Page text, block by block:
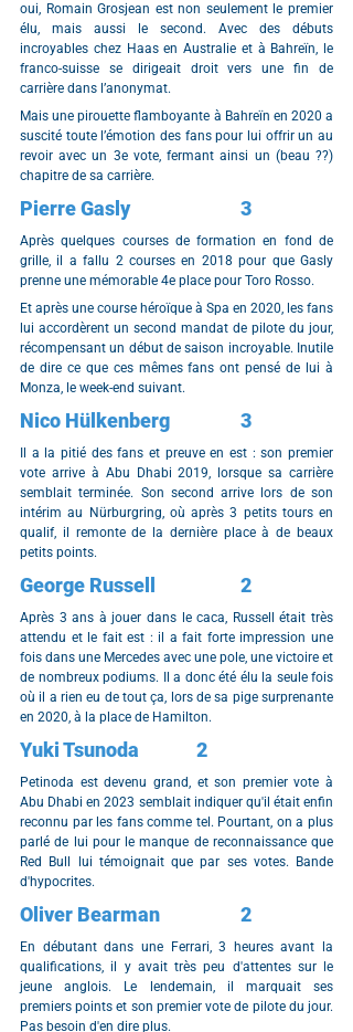
oui, Romain Grosjean est non seulement le premier
élu, mais aussi le second. Avec des débuts
incroyables chez Haas en Australie et à Bahreïn, le
franco-suisse se dirigeait droit vers une fin de
carrière dans l’anonymat.
Mais une pirouette flamboyante à Bahreïn en 2020 a
suscité toute l’émotion des fans pour lui offrir un au
revoir avec un 3e vote, fermant ainsi un (beau ??)
chapitre de sa carrière.
Pierre Gasly			3
Après quelques courses de formation en fond de
grille, il a fallu 2 courses en 2018 pour que Gasly
prenne une mémorable 4e place pour Toro Rosso.
Et après une course héroïque à Spa en 2020, les fans
lui accordèrent un second mandat de pilote du jour,
récompensant un début de saison incroyable. Inutile
de dire ce que ces mêmes fans ont pensé de lui à
Monza, le week-end suivant.
Nico Hülkenberg		3
Il a la pitié des fans et preuve en est : son premier
vote arrive à Abu Dhabi 2019, lorsque sa carrière
semblait terminée. Son second arrive lors de son
intérim au Nürburgring, où après 3 petits tours en
qualif, il remonte de la dernière place à de beaux
petits points.
George Russell		2
Après 3 ans à jouer dans le caca, Russell était très
attendu et le fait est : il a fait forte impression une
fois dans une Mercedes avec une pole, une victoire et
de nombreux podiums. Il a donc été élu la seule fois
où il a rien eu de tout ça, lors de sa pige surprenante
en 2020, à la place de Hamilton.
Yuki Tsunoda		2
Petinoda est devenu grand, et son premier vote à
Abu Dhabi en 2023 semblait indiquer qu'il était enfin
reconnu par les fans comme tel. Pourtant, on a plus
parlé de lui pour le manque de reconnaissance que
Red Bull lui témoignait que par ses votes. Bande
d'hypocrites.
Oliver Bearman		2
En débutant dans une Ferrari, 3 heures avant la
qualifications, il y avait très peu d'attentes sur le
jeune anglois. Le lendemain, il marquait ses
premiers points et son premier vote de pilote du jour.
Pas besoin d'en dire plus.